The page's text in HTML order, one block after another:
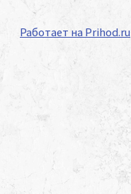
Работает на Prihod.ru